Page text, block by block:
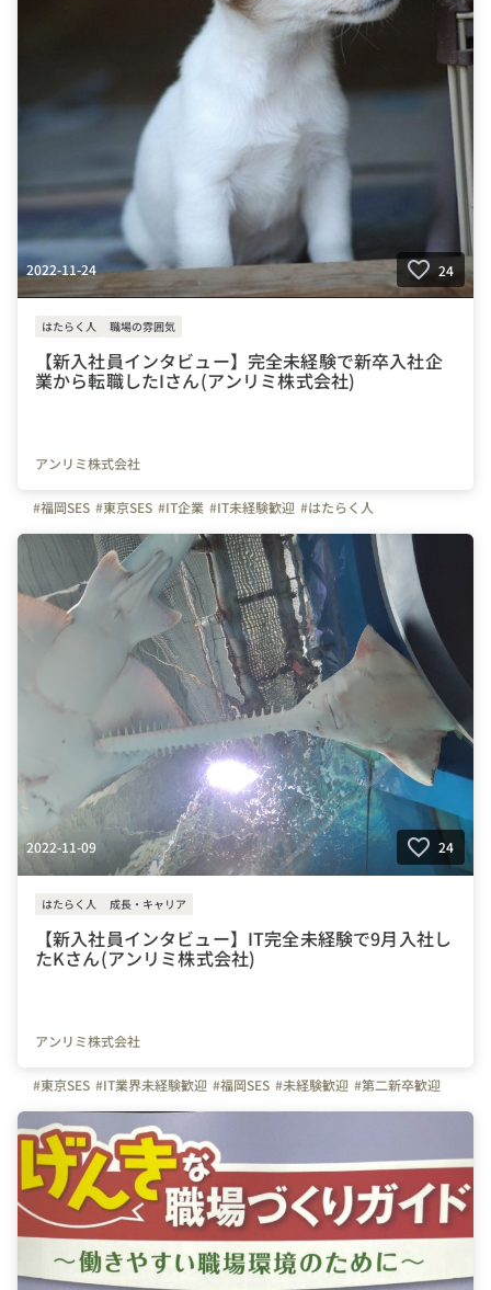
2022-11-24 24
はたらく人 職場の雰囲気
【新入社員インタビュー】完全未経験で新卒入社企
業から転職したIさん(アンリミ株式会社)
アンリミ株式会社
#福岡SES #東京SES #IT企業 #IT未経験歓迎 #はたらく人
2022-11-09 24
はたらく人 成長・キャリア
【新入社員インタビュー】IT完全未経験で9月入社し
たKさん(アンリミ株式会社)
アンリミ株式会社
#東京SES #IT業界未経験歓迎 #福岡SES #未経験歓迎 #第二新卒歓迎